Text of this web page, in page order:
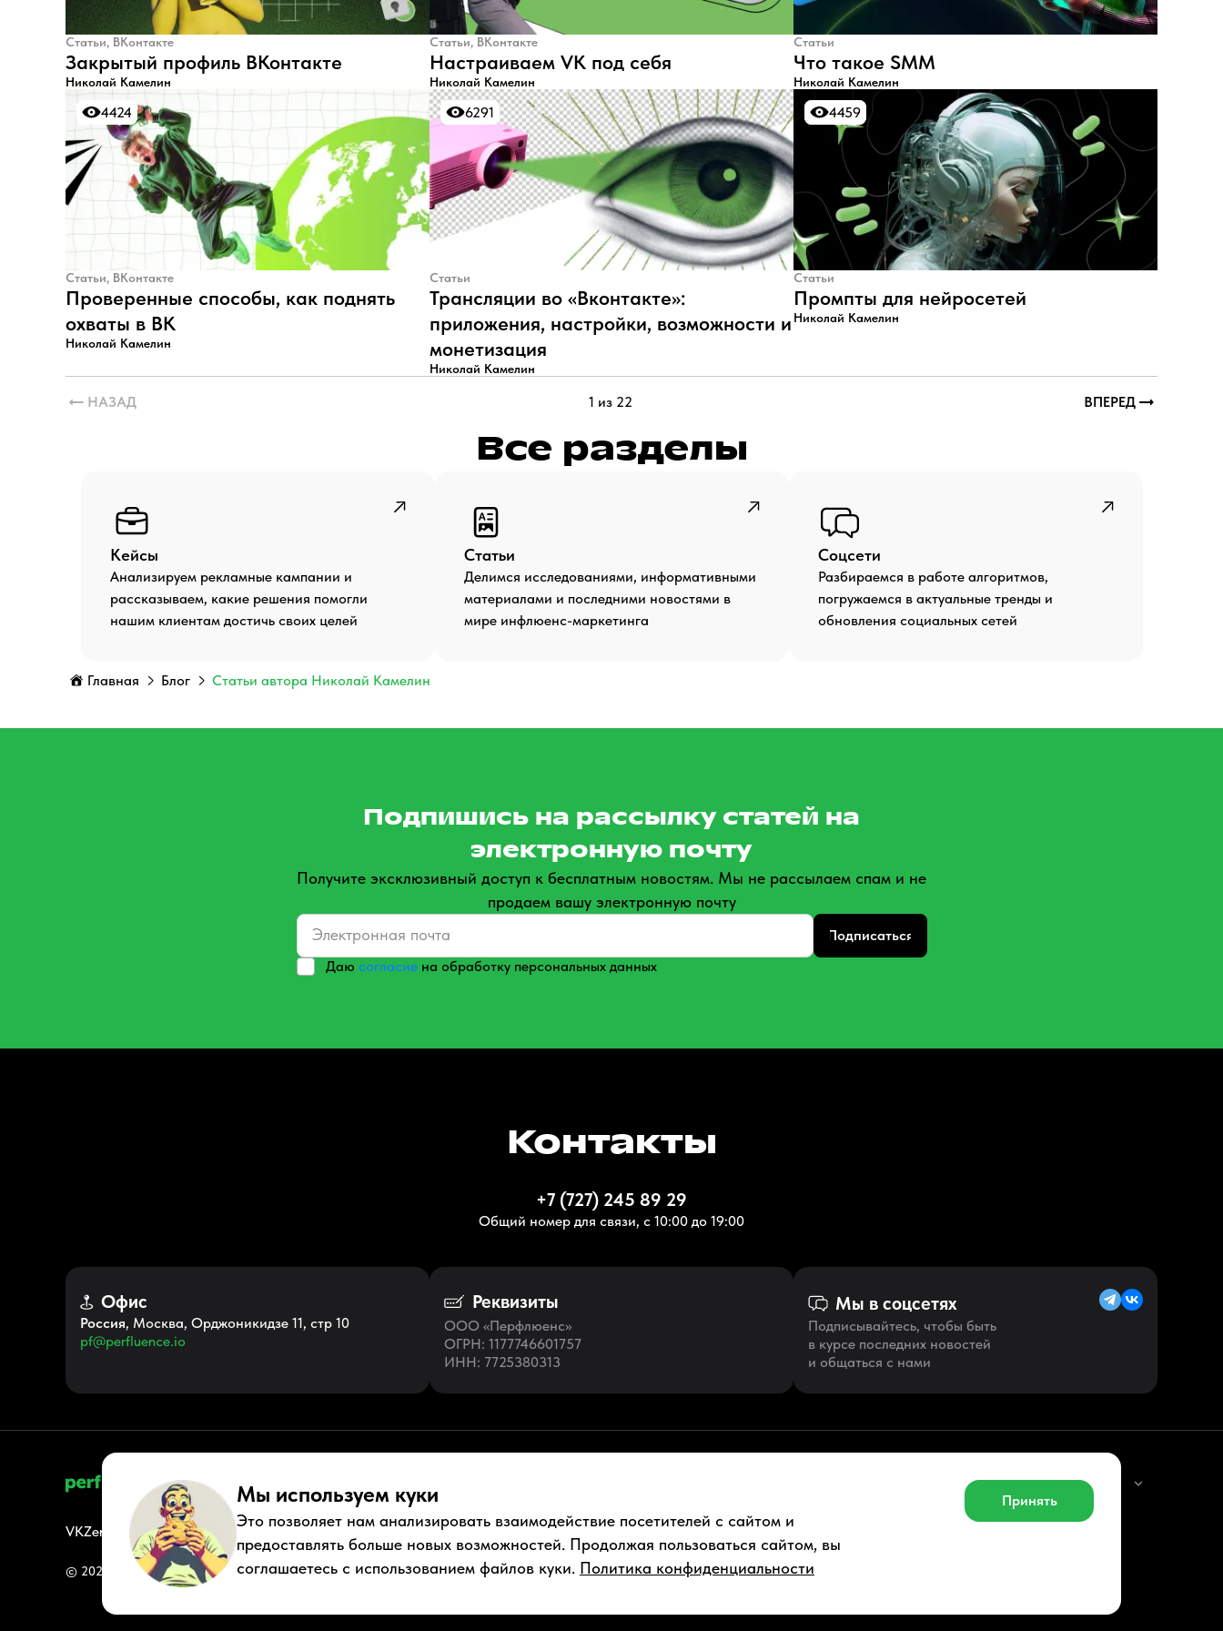
Статьи, ВКонтакте
Закрытый профиль ВКонтакте
Николай Камелин
Статьи, ВКонтакте
Настраиваем VK под себя
Николай Камелин
Статьи
Что такое SMM
Николай Камелин
4424
4424
Статьи, ВКонтакте
Проверенные способы, как поднять
охваты в ВК
Николай Камелин
6291
6291
Статьи
Трансляции во «Вконтакте»:
приложения, настройки, возможности и
монетизация
Николай Камелин
4459
4459
Статьи
Промпты для нейросетей
Николай Камелин
НАЗАД 1 из 22 ВПЕРЕД
Все разделы
Кейсы
Анализируем рекламные кампании и
рассказываем, какие решения помогли
нашим клиентам достичь своих целей
Статьи
Делимся исследованиями, информативными
материалами и последними новостями в
мире инфлюенс-маркетинга
Соцсети
Разбираемся в работе алгоритмов,
погружаемся в актуальные тренды и
обновления социальных сетей
Главная Блог Статьи автора Николай Камелин
Подпишись на рассылку статей на
электронную почту
Получите эксклюзивный доступ к бесплатным новостям. Мы не рассылаем спам и не
продаем вашу электронную почту
Подписаться
Даю согласие на обработку персональных данных
Контакты
+7 (727) 245 89 29
Общий номер для связи, с 10:00 до 19:00
Офис
Россия, Москва, Орджоникидзе 11, стр 10
pf@perfluence.io
Реквизиты
ООО «Перфлюенс»
ОГРН: 1177746601757
ИНН: 7725380313
Мы в соцсетях
Подписывайтесь, чтобы быть
в курсе последних новостей
и общаться с нами
Русский (KZ)
VKZen YoutubeTelegramTiktok КонтактыПравовые документыУсловия использованияПользовательское соглашение
© 2026 Perfluence LLC Все права защищены.Политика конфиденциальности
Мы используем куки
Это позволяет нам анализировать взаимодействие посетителей с сайтом и
предоставлять больше новых возможностей. Продолжая пользоваться сайтом, вы
соглашаетесь с использованием файлов куки. Политика конфиденциальности
Принять